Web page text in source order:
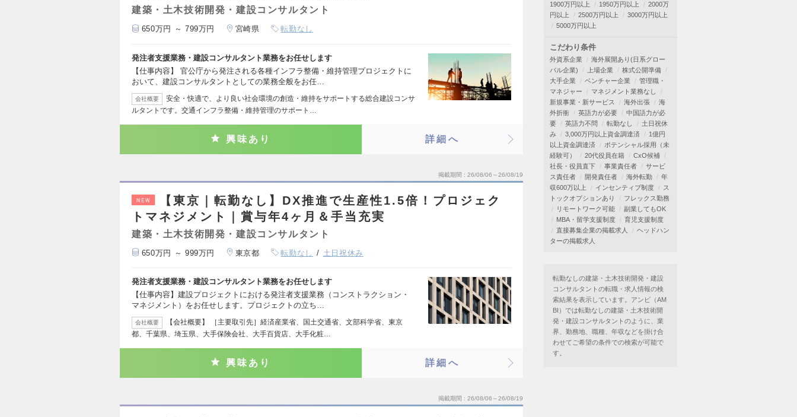
建築・土木技術開発・建設コンサルタント
650万円 ～ 799万円 宮崎県 転勤なし
発注者支援業務・建設コンサルタント業務をお任せします
【仕事内容】 官公庁から発注される各種インフラ整備・維持管理プロジェクトに
おいて、建設コンサルタントとしての業務全般をお任…
会社概要
安全・快適で、より良い社会環境の創造・維持をサポートする総合建設コンサ
ルタントです。交通インフラ整備・維持管理のサポート…
興味あり 詳細へ
掲載期間 26/08/06～26/08/19
NEW
【東京｜転勤なし】DX推進で生産性1.5倍！プロジェク
トマネジメント｜賞与年4ヶ月＆手当充実
建築・土木技術開発・建設コンサルタント
650万円 ～ 999万円 東京都 転勤なし 土日祝休み
発注者支援業務・建設コンサルタント業務をお任せします
【仕事内容】建設プロジェクトにおける発注者支援業務（コンストラクション・
マネジメント）をお任せします。プロジェクトの立ち…
会社概要
【会社概要】 ［主要取引先］経済産業省、国土交通省、文部科学省、東京
都、千葉県、埼玉県、大手保険会社、大手百貨店、大手化粧…
興味あり 詳細へ
掲載期間 26/08/06～26/08/19
1900万円以上
1950万円以上
2000万
円以上
2500万円以上
3000万円以上
5000万円以上
こだわり条件
外資系企業
海外展開あり(日系グロー
バル企業)
上場企業
株式公開準備
大手企業
ベンチャー企業
管理職・
マネジャー
マネジメント業務なし
新規事業・新サービス
海外出張
海
外折衝
英語力が必要
中国語力が必
要
英語力不問 転勤なし
土日祝休
み
3,000万円以上資金調達済
1億円
以上資金調達済
ポテンシャル採用（未
経験可）
20代役員在籍
CxO候補
社長・役員直下
事業責任者
サービ
ス責任者
開発責任者 海外転勤
年
収600万以上
インセンティブ制度
ス
トックオプションあり
フレックス勤務
リモートワーク可能
副業してもOK
MBA・留学支援制度
育児支援制度
直接募集企業の掲載求人
ヘッドハン
ターの掲載求人
転勤なしの建築・土木技術開発・建設
コンサルタントの転職・求人情報の検
索結果を表示しています。アンビ（AM
BI）では転勤なしの建築・土木技術開
発・建設コンサルタントのように、業
界、勤務地、職種、年収などを掛け合
わせてご希望の条件での検索が可能で
す。